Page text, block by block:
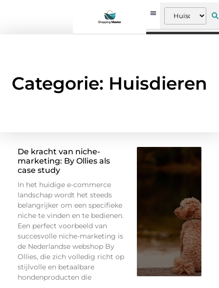
Categorie: Huisdieren
De kracht van niche-
marketing: By Ollies als
case study
In het huidige e-commerce
landschap wordt het steeds
belangrijker om een specifieke
niche te vinden en te bedienen.
Een perfect voorbeeld van
succesvolle niche-marketing is
de Nederlandse webshop By
Ollies, die zich volledig richt op
stijlvolle en betaalbare
hondenproducten die